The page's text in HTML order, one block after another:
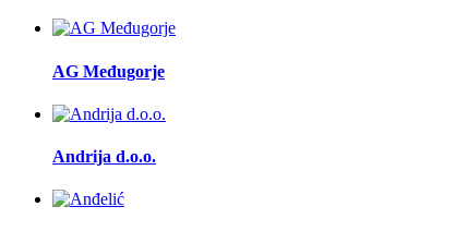
AG Međugorje
Andrija d.o.o.